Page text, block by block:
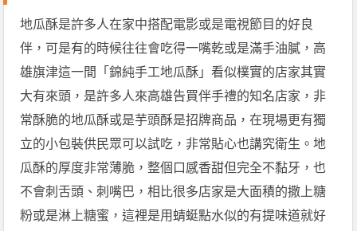
地瓜酥是許多人在家中搭配電影或是電視節目的好良
伴，可是有的時候往往會吃得一嘴乾或是滿手油膩，高
雄旗津這一間「錦純手工地瓜酥」看似樸實的店家其實
大有來頭，是許多人來高雄告買伴手禮的知名店家，非
常酥脆的地瓜酥或是芋頭酥是招牌商品，在現場更有獨
立的小包裝供民眾可以試吃，非常貼心也講究衛生。地
瓜酥的厚度非常薄脆，整個口感香甜但完全不黏牙，也
不會刺舌頭、刺嘴巴，相比很多店家是大面積的撒上糖
粉或是淋上糖蜜，這裡是用蜻蜓點水似的有提味道就好